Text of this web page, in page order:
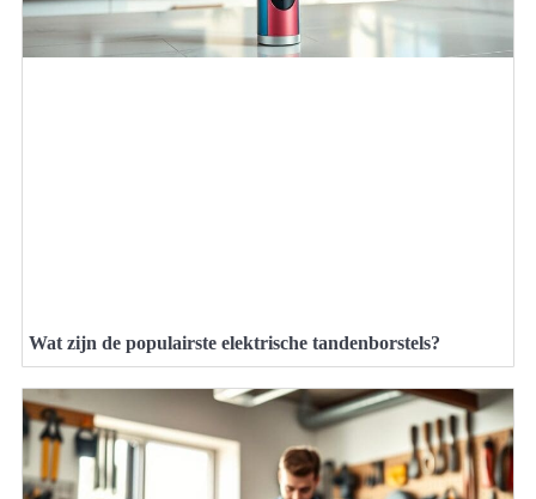
Wat zijn de populairste elektrische tandenborstels?